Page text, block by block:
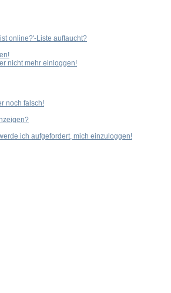
online?'-Liste auftaucht?
nicht mehr einloggen!
noch falsch!
ich aufgefordert, mich einzuloggen!